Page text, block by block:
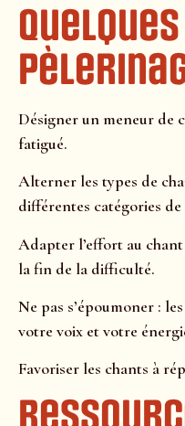
Désigner un meneur de
fatigué.
Alterner les types de
différentes catégories
Adapter l’effort au
la fin de la difficulté.
Ne pas s’époumoner :
votre voix et votre
Favoriser les chants à